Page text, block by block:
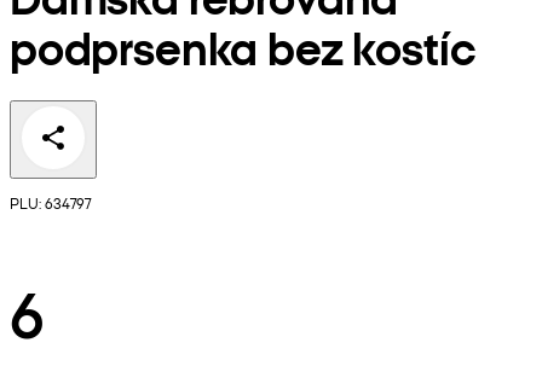
podprsenka bez kostíc
PLU: 634797
6